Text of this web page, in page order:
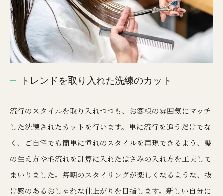
トレンドを取り入れた洗練のカット
流行のスタイルを取り入れつつも、お客様の雰囲気にマッチ
した洗練されたカットを行います。単に流行を追うだけでな
く、ご自宅でも簡単に憧れのスタイルを再現できるよう、髪
の生え方や毛流れを計算に入れたはさみの入れ方を工夫して
まいりました。毎朝のスタイリングが楽しくなるような、抜
け感のあるおしゃれな仕上がりを目指します。新しい自分に